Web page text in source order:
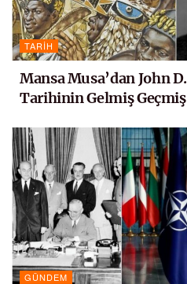
TARIH
Mansa Musa’dan John
Tarihinin Gelmiş Geçmiş
GÜNDEM